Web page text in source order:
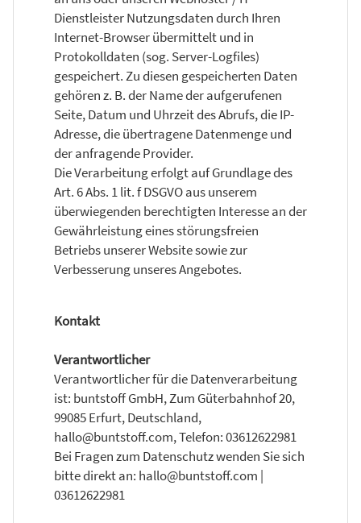
Dienstleister Nutzungsdaten durch Ihren
Internet-Browser übermittelt und in
Protokolldaten (sog. Server-Logfiles)
gespeichert. Zu diesen gespeicherten Daten
gehören z. B. der Name der aufgerufenen
Seite, Datum und Uhrzeit des Abrufs, die IP-
Adresse, die übertragene Datenmenge und
der anfragende Provider.
Die Verarbeitung erfolgt auf Grundlage des
Art. 6 Abs. 1 lit. f DSGVO aus unserem
überwiegenden berechtigten Interesse an der
Gewährleistung eines störungsfreien
Betriebs unserer Website sowie zur
Verbesserung unseres Angebotes.
Kontakt
Verantwortlicher
Verantwortlicher für die Datenverarbeitung
ist: buntstoff GmbH, Zum Güterbahnhof 20,
99085 Erfurt, Deutschland,
hallo@buntstoff.com, Telefon: 03612622981
Bei Fragen zum Datenschutz wenden Sie sich
bitte direkt an: hallo@buntstoff.com |
03612622981